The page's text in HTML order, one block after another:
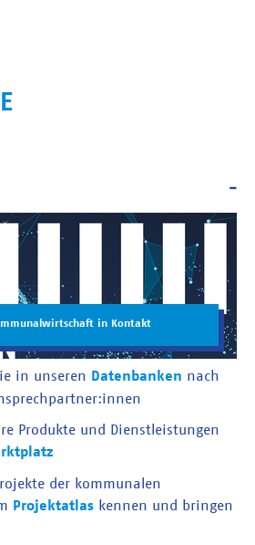
in Kontakt
in unseren Datenbanken nach
Produkte und Dienstleistungen
der kommunalen
Projektatlas kennen und bringen